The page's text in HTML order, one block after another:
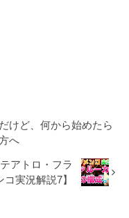
けど、何から始めたら
へ
アトロ・フラ
コ実況解説7】